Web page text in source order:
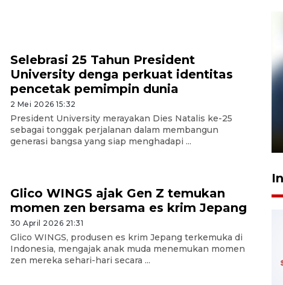
Selebrasi 25 Tahun President
University denga perkuat identitas
pencetak pemimpin dunia
2 Mei 2026 15:32
President University merayakan Dies Natalis ke-25
sebagai tonggak perjalanan dalam membangun
generasi bangsa yang siap menghadapi ...
Glico WINGS ajak Gen Z temukan
momen zen bersama es krim Jepang
30 April 2026 21:31
Glico WINGS, produsen es krim Jepang terkemuka di
Indonesia, mengajak anak muda menemukan momen
zen mereka sehari-hari secara ...
Pelanggan Filaha Farm setia
sampai 8 tahan?
1 Juni 2026 05:47